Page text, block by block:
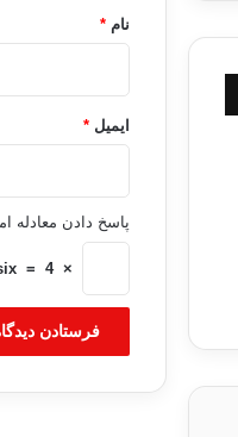
نام *
ایمیل *
پاسخ دادن معادله
×
4
=